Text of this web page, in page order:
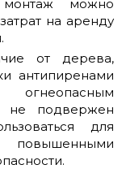
можно
на аренду
от дерева,
антипиренами
не подвержен
для
повышенными